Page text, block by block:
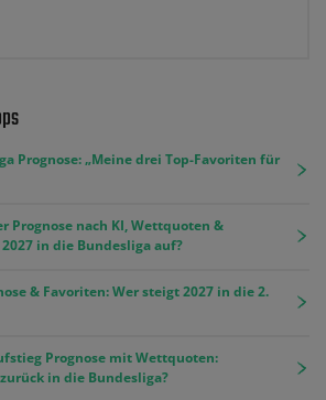
Prognose: „Meine drei Top-Favoriten für
Prognose nach KI, Wettquoten &
in die Bundesliga auf?
& Favoriten: Wer steigt 2027 in die 2.
Prognose mit Wettquoten:
in die Bundesliga?